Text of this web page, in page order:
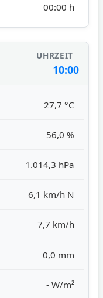
00:00 h
10:00
27,7 °C
56,0 %
1.014,3 hPa
6,1 km/h N
7,7 km/h
0,0 mm
- W/m²